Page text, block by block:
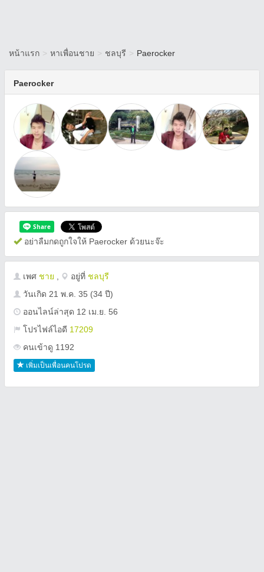
หน้าแรก > หาเพื่อนชาย > ชลบุรี > Paerocker
Paerocker
อย่าลืมกดถูกใจให้ Paerocker ด้วยนะจ๊ะ
เพศ ชาย อยู่ที่ ชลบุรี
วันเกิด 21 พ.ค. 35 (34 ปี)
ออนไลน์ล่าสุด 12 เม.ย. 56
โปรไฟล์ไอดี 17209
คนเข้าดู 1192
เพิ่มเป็นเพื่อนคนโปรด